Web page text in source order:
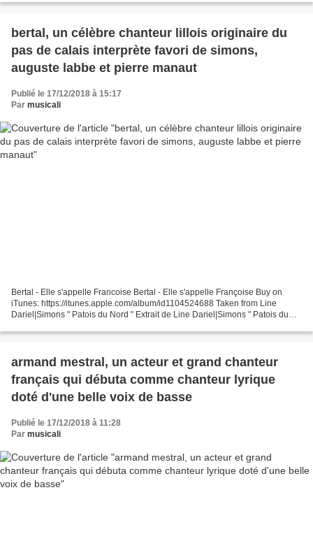
bertal, un célèbre chanteur lillois originaire du
pas de calais interprète favori de simons,
auguste labbe et pierre manaut
Publié le 17/12/2018 à 15:17
Par musicali
Bertal - Elle s'appelle Francoise Bertal - Elle s'appelle Françoise Buy on
iTunes: https://itunes.apple.com/album/id1104524688 Taken from Line
Dariel|Simons " Patois du Nord " Extrait de Line Dariel|Simons " Patois du
armand mestral, un acteur et grand chanteur
français qui débuta comme chanteur lyrique
doté d'une belle voix de basse
Publié le 17/12/2018 à 11:28
Par musicali